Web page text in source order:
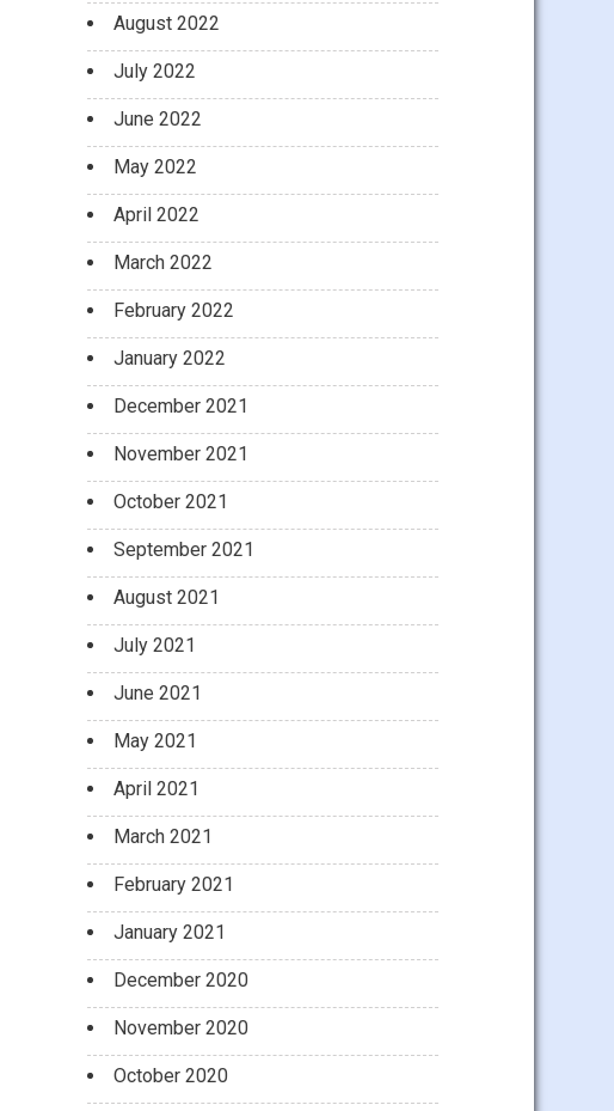
August 2022
July 2022
June 2022
May 2022
April 2022
March 2022
February 2022
January 2022
December 2021
November 2021
October 2021
September 2021
August 2021
July 2021
June 2021
May 2021
April 2021
March 2021
February 2021
January 2021
December 2020
November 2020
October 2020